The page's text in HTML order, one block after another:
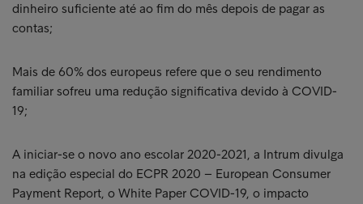
dinheiro suficiente até ao fim do mês depois de pagar as
contas;
Mais de 60% dos europeus refere que o seu rendimento
familiar sofreu uma redução significativa devido à COVID-
19;
A iniciar-se o novo ano escolar 2020-2021, a Intrum divulga
na edição especial do ECPR 2020 – European Consumer
Payment Report, o White Paper COVID-19, o impacto